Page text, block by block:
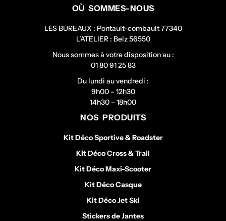
OÙ SOMMES-NOUS
LES BUREAUX : Pontault-combault 77340
L’ATELIER : Belz 56550
Nous sommes à votre disposition au :
01 80 91 25 83
Du lundi au vendredi :
9h00 – 12h30
14h30 – 18h00
NOS PRODUITS
Kit Déco Sportive & Roadster
Kit Déco Cross & Trail
Kit Déco Maxi-Scooter
Kit Déco Casque
Kit Déco Jet Ski
Stickers de Jantes